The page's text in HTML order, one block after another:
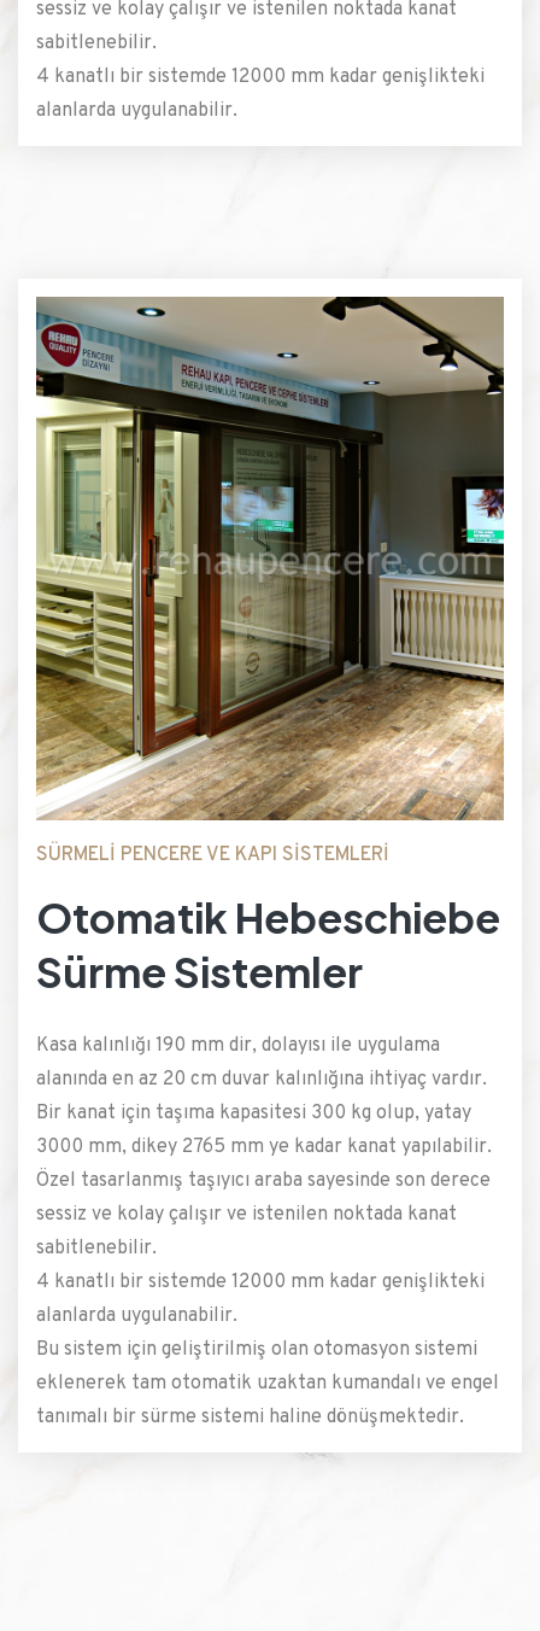
sessiz ve kolay çalışır ve istenilen noktada kanat
sabitlenebilir.
4 kanatlı bir sistemde 12000 mm kadar genişlikteki
alanlarda uygulanabilir.
SÜRMELİ PENCERE VE KAPI SİSTEMLERİ
Otomatik Hebeschiebe
Sürme Sistemler
Kasa kalınlığı 190 mm dir, dolayısı ile uygulama
alanında en az 20 cm duvar kalınlığına ihtiyaç vardır.
Bir kanat için taşıma kapasitesi 300 kg olup, yatay
3000 mm, dikey 2765 mm ye kadar kanat yapılabilir.
Özel tasarlanmış taşıyıcı araba sayesinde son derece
sessiz ve kolay çalışır ve istenilen noktada kanat
sabitlenebilir.
4 kanatlı bir sistemde 12000 mm kadar genişlikteki
alanlarda uygulanabilir.
Bu sistem için geliştirilmiş olan otomasyon sistemi
eklenerek tam otomatik uzaktan kumandalı ve engel
tanımalı bir sürme sistemi haline dönüşmektedir.